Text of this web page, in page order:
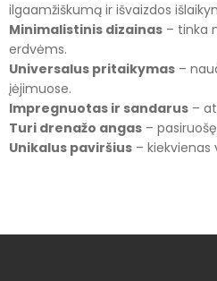
ilgaamžiškumą ir išvaizdos
Minimalistinis dizainas – tinka
erdvėms.
Universalus pritaikymas –
įėjimuose.
Impregnuotas ir sandarus –
Turi drenažo angas –
Unikalus paviršius – kiekvienas